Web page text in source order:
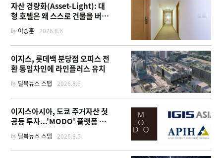
자산 경량화(Asset-Light): 대
형 호텔은 왜 스스로 건물을 버리
고 '이름'만 팔기 시작했을까
by 이승훈 2026.8.6
이지스, 롯데백 분당점 오피스 전
환 통임차인에 라인플러스 유치
by 딜북뉴스 스탭 2026.8.6
이지스아시아, 도쿄 주거자산 첫
공동 투자...'MODO' 플랫폼 가
동
by 딜북뉴스 스탭 2026.8.5